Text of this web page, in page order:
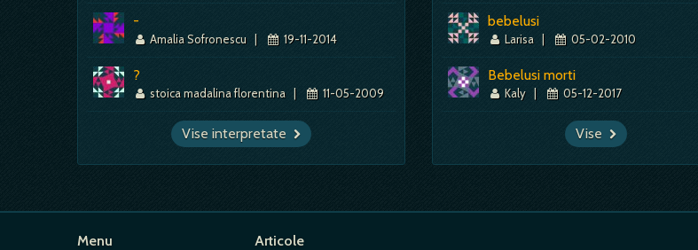
-
Amalia Sofronescu | 19-11-2014
?
stoica madalina florentina | 11-05-2009
Vise interpretate
bebelusi
Larisa | 05-02-2010
Bebelusi morti
Kaly | 05-12-2017
Vise
Menu Articole